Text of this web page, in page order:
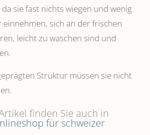
sie fast nichts wiegen und wenig
einnehmen, sich an der frischen
leicht zu waschen sind und
Struktur müssen sie nicht
finden Sie auch in
für schweizer